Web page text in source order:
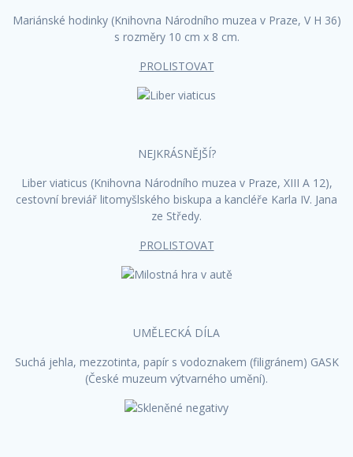
Mariánské hodinky (Knihovna Národního muzea v Praze, V H 36)
s rozměry 10 cm x 8 cm.
PROLISTOVAT
NEJKRÁSNĚJŠÍ?
Liber viaticus (Knihovna Národního muzea v Praze, XIII A 12),
cestovní breviář litomyšlského biskupa a kancléře Karla IV. Jana
ze Středy.
PROLISTOVAT
UMĚLECKÁ DÍLA
Suchá jehla, mezzotinta, papír s vodoznakem (filigránem) GASK
(České muzeum výtvarného umění).